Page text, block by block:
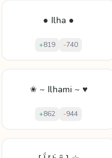
● Ilha ●
+819 -740
✬ ~ Ilhami ~ ♥
+862 -944